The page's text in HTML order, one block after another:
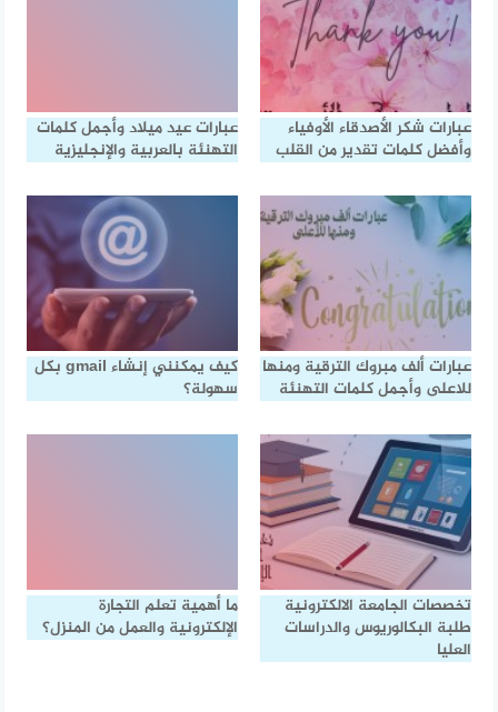
عبارات شكر الأصدقاء الأوفياء
وأفضل كلمات تقدير من القلب
عبارات عيد ميلاد وأجمل كلمات
التهنئة بالعربية والإنجليزية
عبارات ألف مبروك الترقية ومنها
للاعلى وأجمل كلمات التهنئة
كيف يمكنني إنشاء gmail بكل
سهولة؟
تخصصات الجامعة الالكترونية
طلبة البكالوريوس والدراسات
العليا
ما أهمية تعلم التجارة
الإلكترونية والعمل من المنزل؟